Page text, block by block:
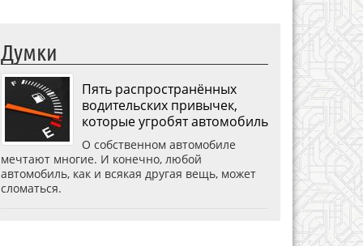
Думки
Пять распространённых
водительских привычек,
которые угробят автомобиль
О собственном автомобиле
мечтают многие. И конечно, любой
автомобиль, как и всякая другая вещь, может
сломаться.